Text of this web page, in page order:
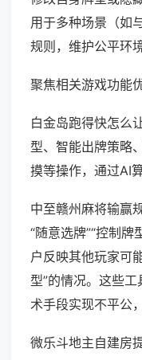
用于多种场景（如
规则，维护公平环境
聚焦相关游戏功能
白金岛跑得快怎么
型、智能出牌策略
摸等操作，通过AI
中至赣州麻将输赢
“随意选牌”“控制牌
户反映其他玩家可
型”的情况。这些
术手段实现不平公
微乐斗地主自建房